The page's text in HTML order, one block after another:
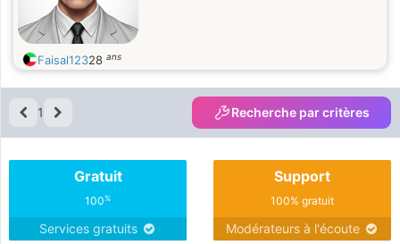
Faisal12328 ans
1 Recherche par critères
Gratuit
100%
Services gratuits
Support
100% gratuit
Modérateurs à l'écoute